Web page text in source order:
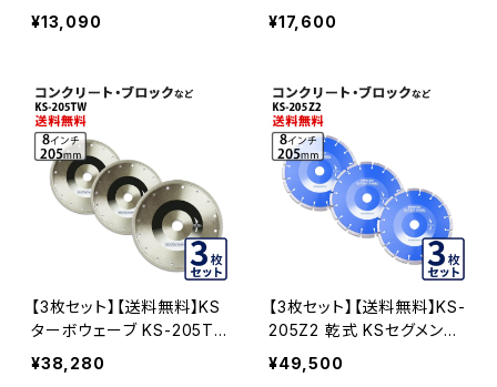
コンクリート、ブロックなど
の切断 ダイヤモンドカッタ
¥13,090
チ 205mm ks-205z2 コン
クリート・ブロックなどの切
¥17,600
【3枚セット】【送料無料】KS
ターボウェーブ KS-205T
W 8インチ コンクリート、ブ
ロックなど (ks-205tw-0
¥38,280
【3枚セット】【送料無料】KS-
205Z2 乾式 KSセグメント
ゼットツー 8インチ 205mm
ks-205z2 コンクリート・ブ
¥49,500